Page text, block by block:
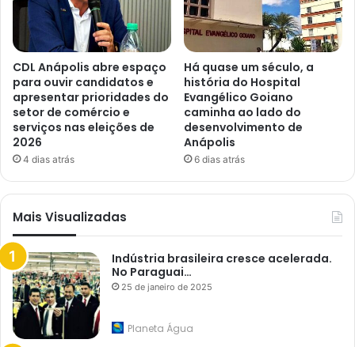
CDL Anápolis abre espaço
para ouvir candidatos e
apresentar prioridades do
setor de comércio e
serviços nas eleições de
2026
4 dias atrás
Há quase um século, a
história do Hospital
Evangélico Goiano
caminha ao lado do
desenvolvimento de
Anápolis
6 dias atrás
Mais Visualizadas
Indústria brasileira cresce acelerada.
No Paraguai…
25 de janeiro de 2025
Planeta Água